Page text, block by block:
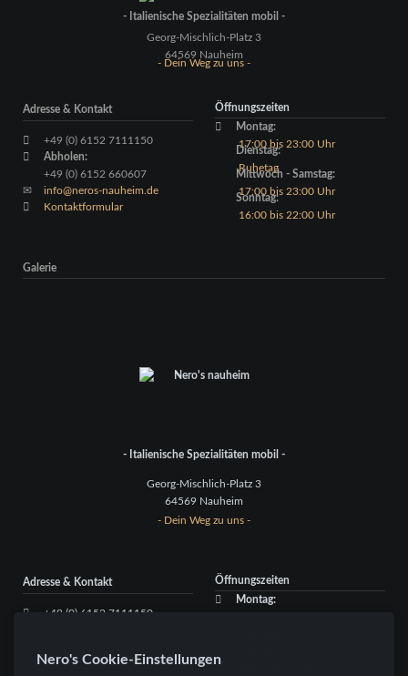
- Italienische Spezialitäten mobil -
Georg-Mischlich-Platz 3
64569 Nauheim
- Dein Weg zu uns -
Adresse & Kontakt
+49 (0) 6152 7111150
Abholen:
+49 (0) 6152 660607
info@neros-nauheim.de
Kontaktformular
Öffnungszeiten
Montag:
17:00 bis 23:00 Uhr
Dienstag:
Ruhetag
Mittwoch - Samstag:
17:00 bis 23:00 Uhr
Sonntag:
16:00 bis 22:00 Uhr
Galerie
- Italienische Spezialitäten mobil -
Georg-Mischlich-Platz 3
64569 Nauheim
- Dein Weg zu uns -
Adresse & Kontakt
+49 (0) 6152 7111150
+49 (0) 6152 660607
Öffnungszeiten
Montag:
Nero's Cookie-Einstellungen